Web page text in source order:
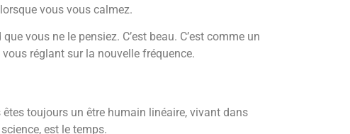
vous vous calmez.
vous ne le pensiez. C’est beau. C’est comme un
réglant sur la nouvelle fréquence.
toujours un être humain linéaire, vivant dans
est le temps.